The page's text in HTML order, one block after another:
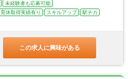
未経験者も応募可能
休取得実績有り スキルアップ
駅チカ
この求人に興味がある